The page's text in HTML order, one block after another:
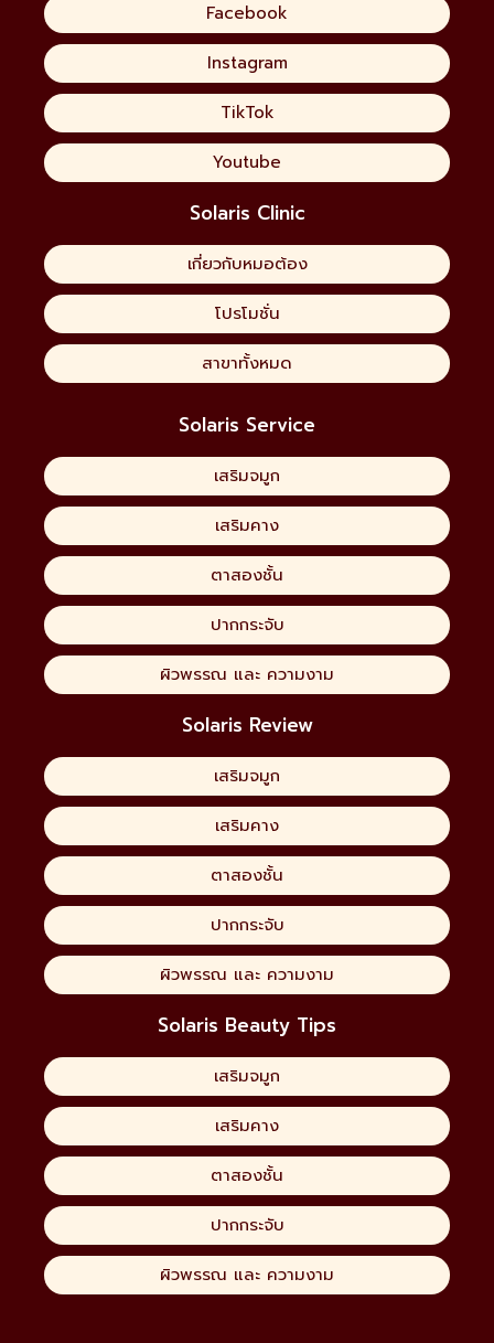
Facebook
Instagram
TikTok
Youtube
Solaris Clinic
เกี่ยวกับหมอต้อง
โปรโมชั่น
สาขาทั้งหมด
Solaris Service
เสริมจมูก
เสริมคาง
ตาสองชั้น
ปากกระจับ
ผิวพรรณ และ ความงาม
Solaris Review
เสริมจมูก
เสริมคาง
ตาสองชั้น
ปากกระจับ
ผิวพรรณ และ ความงาม
Solaris Beauty Tips
เสริมจมูก
เสริมคาง
ตาสองชั้น
ปากกระจับ
ผิวพรรณ และ ความงาม